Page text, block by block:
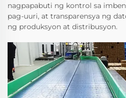
nagpapabuti ng kontrol sa
pag-uuri, at transparensya ng
ng produksyon at distribusyon.